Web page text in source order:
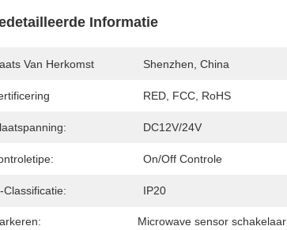
Informatie
Van Herkomst Shenzhen, China
RED, FCC, RoHS
DC12V/24V
On/off Controle
Classificatie: IP20
Microwave sensor schakelaar